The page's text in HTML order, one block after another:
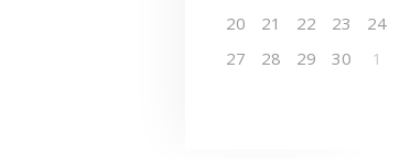
20
21 22 23 24
27
28 29 30 1